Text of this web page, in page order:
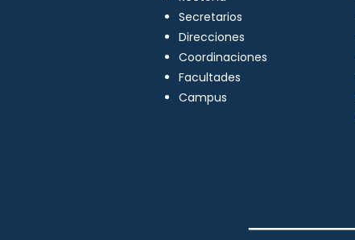
Secretarios
Direcciones
Coordinaciones
Facultades
Campus